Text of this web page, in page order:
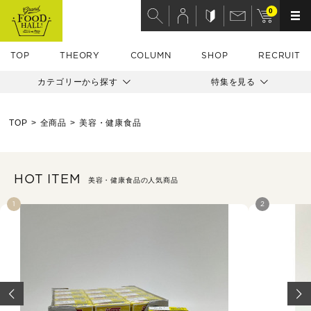
TOP THEORY COLUMN SHOP RECRUIT
0
カテゴリーから探す 特集を見る
TOP 全商品 美容・健康食品
HOT ITEM 美容・健康食品の人気商品
1 2